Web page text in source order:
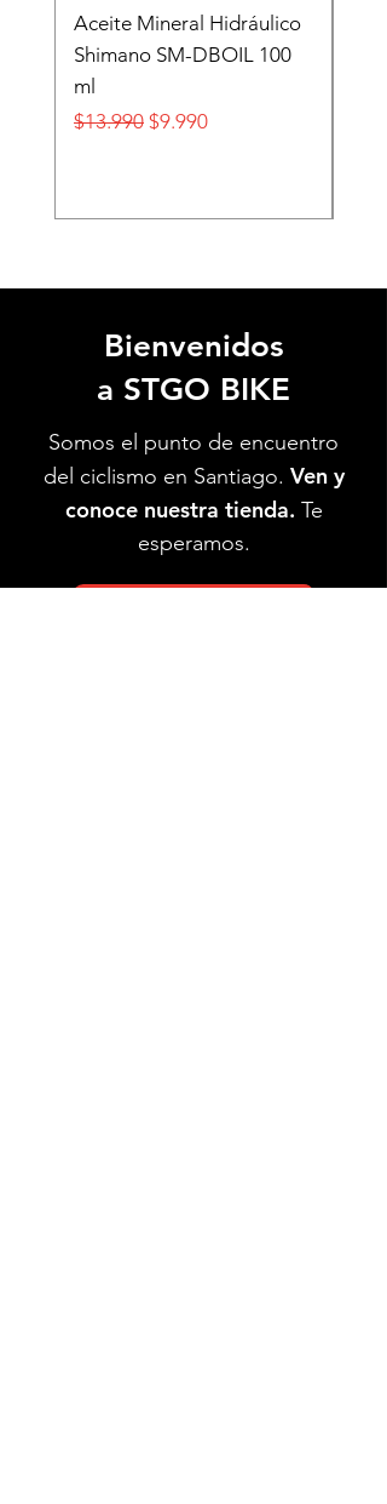
Aceite Mineral Hidráulico
Shimano SM-DBOIL 100
ml
Precio
$13.990 Precio de oferta
$9.990
Bienvenidos
a STGO BIKE
Somos el punto de encuentro
del ciclismo en Santiago. Ven y
conoce nuestra tienda. Te
esperamos.
Ver Ubicación